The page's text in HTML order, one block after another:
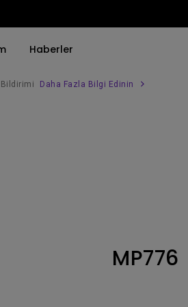
Haberler
Bildirimi Daha Fazla Bilgi Edinin
MP776